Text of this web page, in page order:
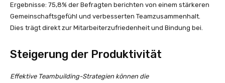
Ergebnisse: 75,8% der Befragten berichten von einem stärkeren
Gemeinschaftsgefühl und verbesserten Teamzusammenhalt.
Dies trägt direkt zur Mitarbeiterzufriedenheit und Bindung bei.
Steigerung der Produktivität
Effektive Teambuilding-Strategien können die